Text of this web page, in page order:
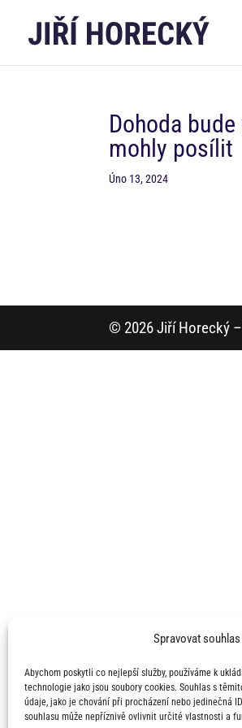
Spravovat
Abychom poskytli co nejlepší služby, používáme k
technologie jako jsou soubory cookies. Souhlas s
údaje, jako je chování při procházení nebo jedinečná
souhlasu může nepříznivě ovlivnit určité vlastnosti a
Dohoda
mohly posílit
Úno 13, 2024
© 2026 Jiří Horecký